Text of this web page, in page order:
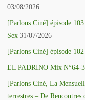
03/08/2026
[Parlons Ciné] épisode
Sex 31/07/2026
[Parlons Ciné] épisode
EL PADRINO Mix N°64-
[Parlons Ciné, La
terrestres – De